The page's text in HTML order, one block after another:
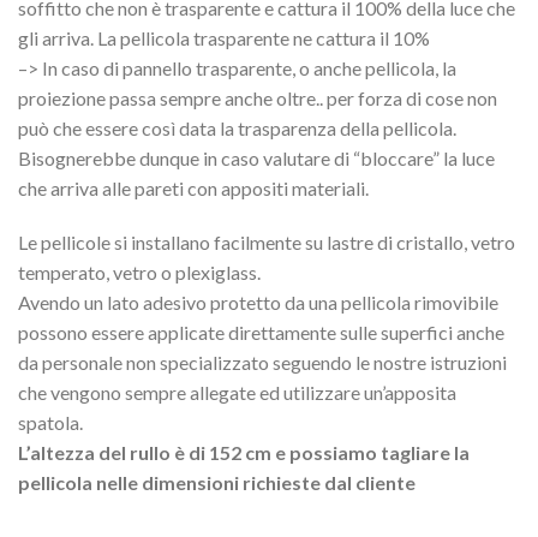
soffitto che non è trasparente e cattura il 100% della luce che
gli arriva. La pellicola trasparente ne cattura il 10%
–> In caso di pannello trasparente, o anche pellicola, la
proiezione passa sempre anche oltre.. per forza di cose non
può che essere così data la trasparenza della pellicola.
Bisognerebbe dunque in caso valutare di “bloccare” la luce
che arriva alle pareti con appositi materiali.
Le pellicole si installano facilmente su lastre di cristallo, vetro
temperato, vetro o plexiglass.
Avendo un lato adesivo protetto da una pellicola rimovibile
possono essere applicate direttamente sulle superfici anche
da personale non specializzato seguendo le nostre istruzioni
che vengono sempre allegate ed utilizzare un’apposita
spatola.
L’altezza del rullo è di 152 cm e possiamo tagliare la
pellicola nelle dimensioni richieste dal cliente